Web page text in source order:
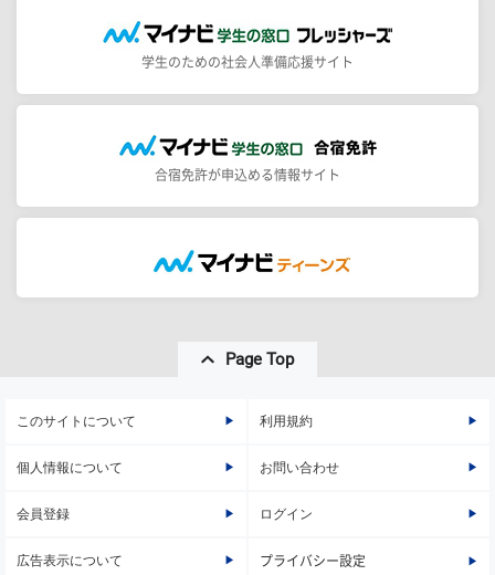
学生のための社会人準備応援サイト
合宿免許が申込める情報サイト
Page Top
このサイトについて 利用規約
個人情報について お問い合わせ
会員登録 ログイン
広告表示について プライバシー設定